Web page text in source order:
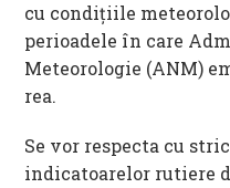
cu condițiile
perioadele în care
Meteorologie (ANM)
rea.
Se vor respecta cu
indicatoarelor rutiere